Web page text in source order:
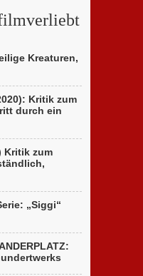
Kreaturen,
Kritik zum
durch ein
Kritik zum
„Siggi“